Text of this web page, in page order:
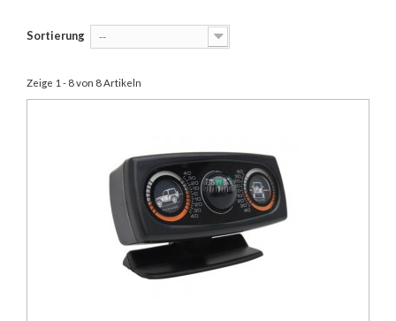
Sortierung --
Zeige 1 - 8 von 8 Artikeln